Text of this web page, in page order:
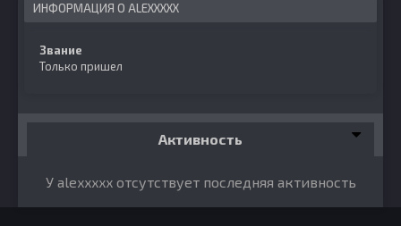
ИНФОРМАЦИЯ О ALEXXXXX
Звание
Только пришел
Активность
У alexxxxx отсутствует последняя активность